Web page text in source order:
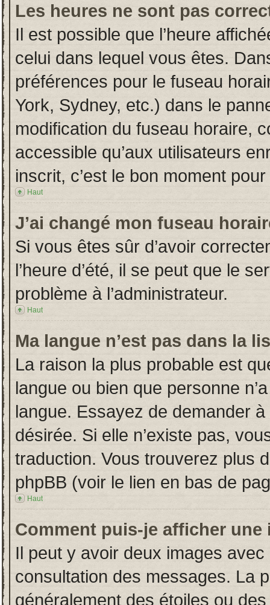
Les heures ne sont pas
Il est possible que l’heure
celui dans lequel vous êtes.
préférences pour le fuseau
York, Sydney, etc.) dans le
modification du fuseau horaire,
accessible qu’aux utilisateurs
inscrit, c’est le bon moment
Haut
J’ai changé mon fuseau
Si vous êtes sûr d’avoir
l’heure d’été, il se peut que le
problème à l’administrateur.
Haut
Ma langue n’est pas dans la
La raison la plus probable est
langue ou bien que personne
langue. Essayez de demander à
désirée. Si elle n’existe pas,
traduction. Vous trouverez plus
phpBB (voir le lien en bas de
Haut
Comment puis-je afficher une
Il peut y avoir deux images
consultation des messages. La
généralement des étoiles ou